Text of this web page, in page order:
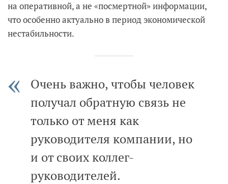
на оперативной, а не «посмертной» информации,
что особенно актуально в период экономической
нестабильности.
Очень важно, чтобы человек
получал обратную связь не
только от меня как
руководителя компании, но
и от своих коллег-
руководителей.